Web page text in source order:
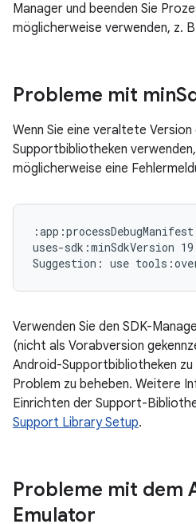
Manager und beenden Sie
möglicherweise verwenden, z.
Probleme mit min
Wenn Sie eine veraltete
Supportbibliotheken
möglicherweise eine
uses-sdk:minSdkVersion
Suggestion: use
Verwenden Sie den SDK-
(nicht als Vorabversion
Android-Supportbibliotheken zu
Problem zu beheben. Weitere
Einrichten der Support-
Support Library Setup.
Probleme mit dem
Emulator